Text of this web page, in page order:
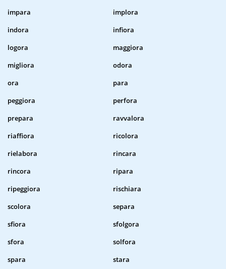
impara
implora
indora
infiora
logora
maggiora
migliora
odora
ora
para
peggiora
perfora
prepara
ravvalora
riaffiora
ricolora
rielabora
rincara
rincora
ripara
ripeggiora
rischiara
scolora
separa
sfiora
sfolgora
sfora
solfora
spara
stara